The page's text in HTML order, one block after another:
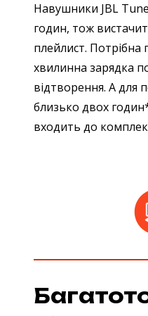
Навушники JBL
годин, тож
плейлист. Потрібна
хвилинна зарядка
відтворення. А для
близько двох
входить до